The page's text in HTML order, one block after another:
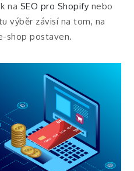
na SEO pro Shopify nebo
výběr závisí na tom, na
shop postaven.